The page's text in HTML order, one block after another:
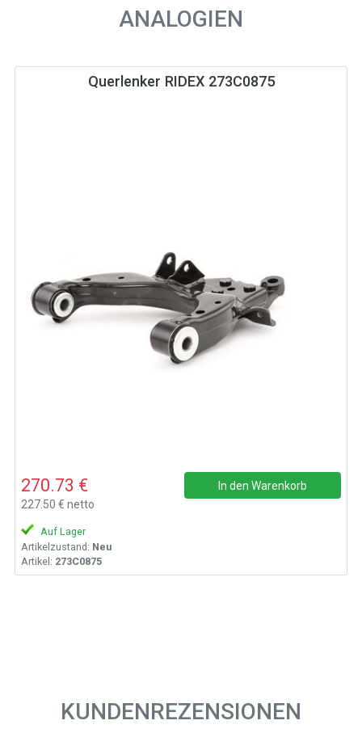
ANALOGIEN
Querlenker RIDEX 273C0875
270.73 €
227.50 € netto
In den Warenkorb
Auf Lager
Artikelzustand: Neu
Artikel: 273C0875
KUNDENREZENSIONEN